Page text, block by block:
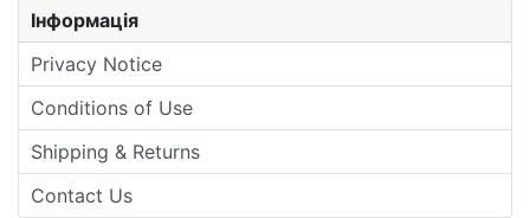
Інформація
Privacy Notice
Conditions of Use
Shipping & Returns
Contact Us